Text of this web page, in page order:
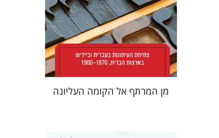
הנחת אתר ספר מודפס
$42
$38
מן המרתף אל הקומה העליונה